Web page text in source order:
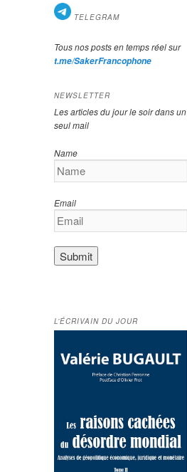
TELEGRAM
Tous nos posts en temps réel sur
t.me/SakerFrancophone
NEWSLETTER
Les articles du jour le soir dans un
seul mail
Name
Email
L’ÉCRIVAIN DU JOUR